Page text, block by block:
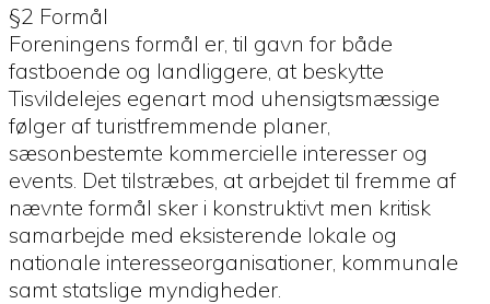
§2 Formål
Foreningens formål er, til gavn for både
fastboende og landliggere, at beskytte
Tisvildelejes egenart mod uhensigtsmæssige
følger af turistfremmende planer,
sæsonbestemte kommercielle interesser og
events. Det tilstræbes, at arbejdet til fremme af
nævnte formål sker i konstruktivt men kritisk
samarbejde med eksisterende lokale og
nationale interesseorganisationer, kommunale
samt statslige myndigheder.